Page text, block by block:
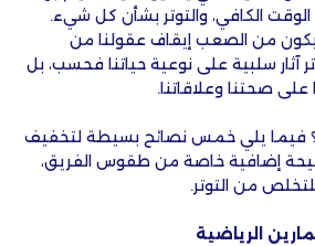
الكافي، والتوتر بشأن كل شيء.
يكون من الصعب إيقاف عقولنا من
آثار سلبية على نوعية حياتنا فحسب، بل
صحتنا وعلاقاتنا.
فيما يلي خمس نصائح بسيطة لتخفيف
نصيحة إضافية خاصة من طقوس الفريق،
من التوتر.